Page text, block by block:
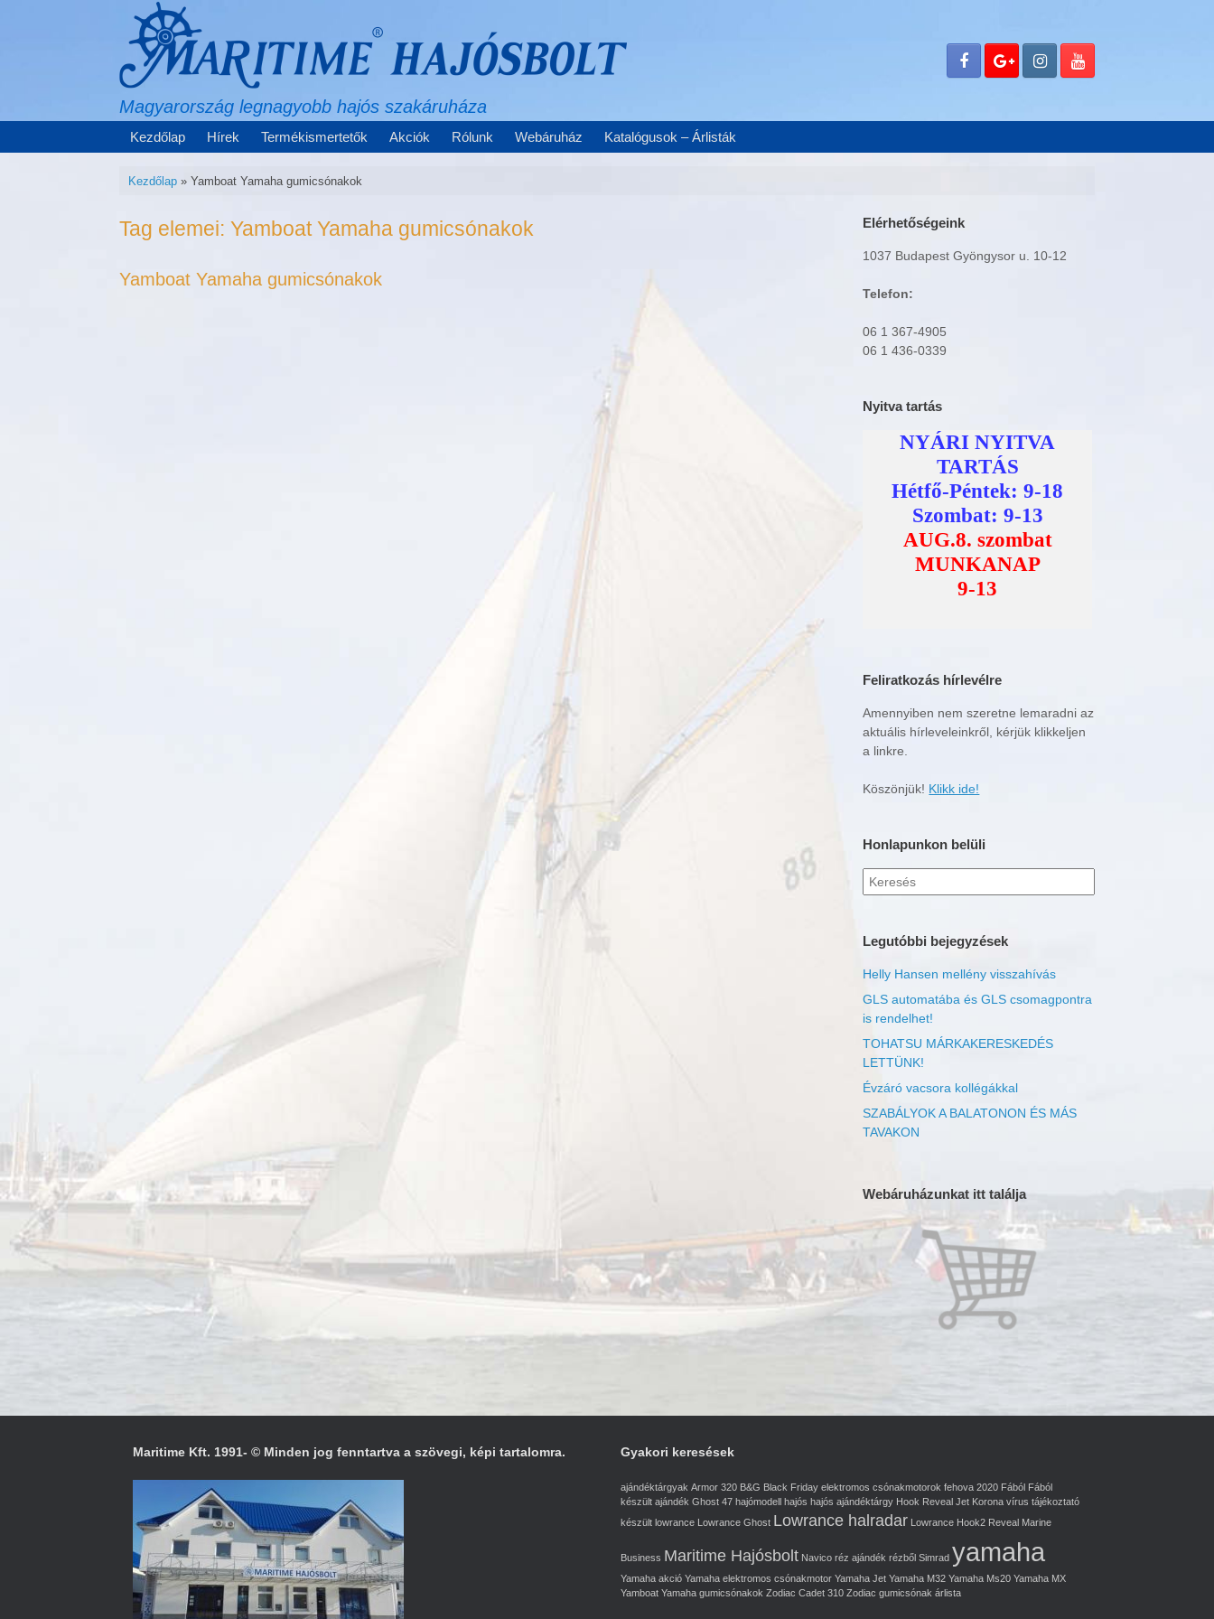
Magyarország legnagyobb hajós szakáruháza
Kezdőlap Hírek Termékismertetők Akciók Rólunk Webáruház Katalógusok – Árlisták
Kezdőlap» Yamboat Yamaha gumicsónakok
Tag elemei: Yamboat Yamaha gumicsónakok
Yamboat Yamaha gumicsónakok
Elérhetőségeink
1037 Budapest Gyöngysor u. 10-12
Telefon:
06 1 367-4905
06 1 436-0339
Nyitva tartás
Feliratkozás hírlevélre
Amennyiben nem szeretne lemaradni az
aktuális hírleveleinkről, kérjük klikkeljen
a linkre.
Köszönjük! Klikk ide!
Honlapunkon belüli
Keresés
erre:
Legutóbbi bejegyzések
Helly Hansen mellény visszahívás
GLS automatába és GLS csomagpontra
is rendelhet!
TOHATSU MÁRKAKERESKEDÉS
LETTÜNK!
Évzáró vacsora kollégákkal
SZABÁLYOK A BALATONON ÉS MÁS
TAVAKON
Webáruházunkat itt találja
Maritime Kft. 1991- © Minden jog fenntartva a szövegi, képi tartalomra. Gyakori keresések
ajándéktárgyak Armor 320 B&G Black Friday elektromos csónakmotorok fehova 2020 Fából Fából
készült ajándék Ghost 47 hajómodell hajós hajós ajándéktárgy Hook Reveal Jet Korona vírus tájékoztató
készült lowrance Lowrance Ghost Lowrance halradar Lowrance Hook2 Reveal Marine
Business Maritime Hajósbolt Navico réz ajándék rézből Simrad yamaha
Yamaha akció Yamaha elektromos csónakmotor Yamaha Jet Yamaha M32 Yamaha Ms20 Yamaha MX
Yamboat Yamaha gumicsónakok Zodiac Cadet 310 Zodiac gumicsónak árlista